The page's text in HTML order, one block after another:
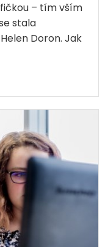
– tím vším
stala
Doron. Jak